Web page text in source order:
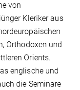
von
Kleriker aus
Orthodoxen und
Orients.
englische und
die Seminare